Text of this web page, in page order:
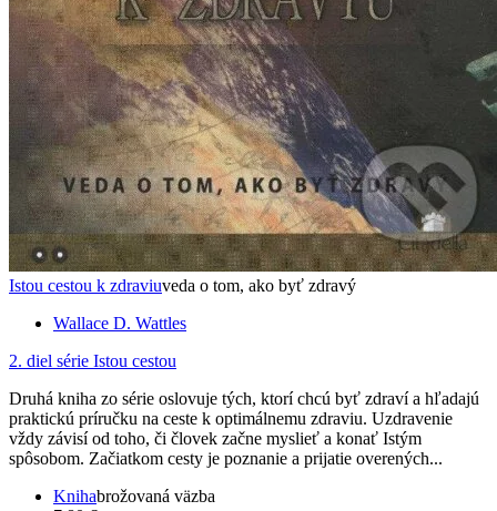
Istou cestou k zdraviuveda o tom, ako byť zdravý
Wallace D. Wattles
2. diel série Istou cestou
Druhá kniha zo série oslovuje tých, ktorí chcú byť zdraví a hľadajú
praktickú príručku na ceste k optimálnemu zdraviu. Uzdravenie
vždy závisí od toho, či človek začne myslieť a konať Istým
spôsobom. Začiatkom cesty je poznanie a prijatie overených...
Knihabrožovaná väzba